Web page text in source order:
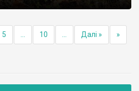
5 10 Далі » »